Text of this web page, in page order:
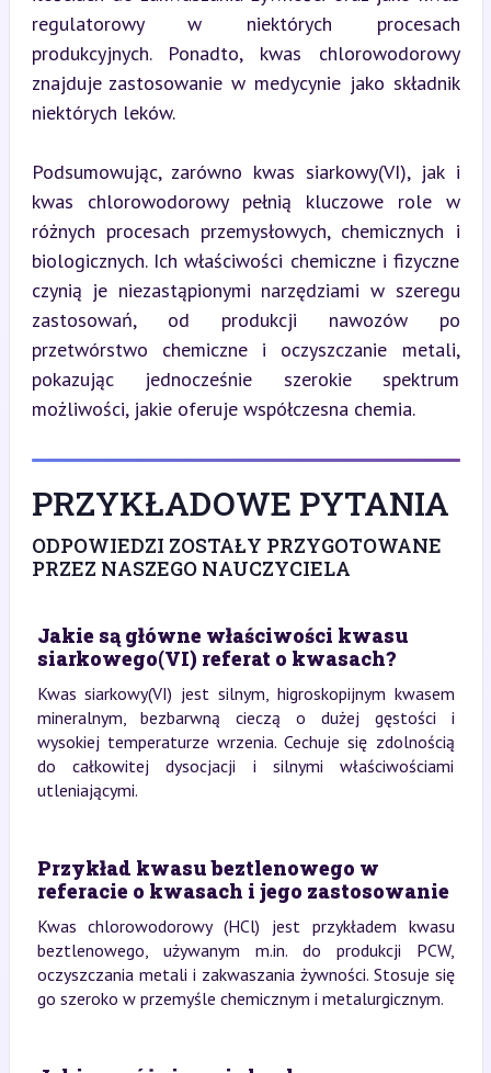
regulatorowy w niektórych procesach
produkcyjnych. Ponadto, kwas chlorowodorowy
znajduje zastosowanie w medycynie jako składnik
niektórych leków.
Podsumowując, zarówno kwas siarkowy(VI), jak i
kwas chlorowodorowy pełnią kluczowe role w
różnych procesach przemysłowych, chemicznych i
biologicznych. Ich właściwości chemiczne i fizyczne
czynią je niezastąpionymi narzędziami w szeregu
zastosowań, od produkcji nawozów po
przetwórstwo chemiczne i oczyszczanie metali,
pokazując jednocześnie szerokie spektrum
możliwości, jakie oferuje współczesna chemia.
PRZYKŁADOWE PYTANIA
ODPOWIEDZI ZOSTAŁY PRZYGOTOWANE
PRZEZ NASZEGO NAUCZYCIELA
Jakie są główne właściwości kwasu
siarkowego(VI) referat o kwasach?
Kwas siarkowy(VI) jest silnym, higroskopijnym kwasem
mineralnym, bezbarwną cieczą o dużej gęstości i
wysokiej temperaturze wrzenia. Cechuje się zdolnością
do całkowitej dysocjacji i silnymi właściwościami
utleniającymi.
Przykład kwasu beztlenowego w
referacie o kwasach i jego zastosowanie
Kwas chlorowodorowy (HCl) jest przykładem kwasu
beztlenowego, używanym m.in. do produkcji PCW,
oczyszczania metali i zakwaszania żywności. Stosuje się
go szeroko w przemyśle chemicznym i metalurgicznym.